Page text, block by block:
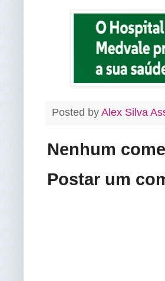
Posted by Alex Silva
Nenhum
Postar um